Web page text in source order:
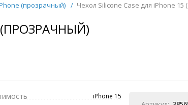
(прозрачный) / Чехол Silicone Case для iPhone
(ПРОЗРАЧНЫЙ)
iPhone 15